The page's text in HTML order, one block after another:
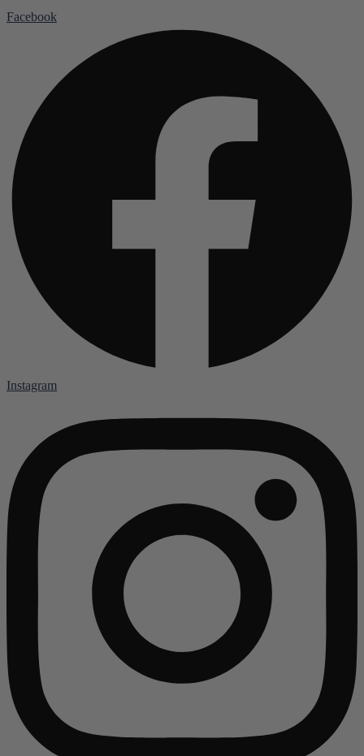
Facebook
Instagram